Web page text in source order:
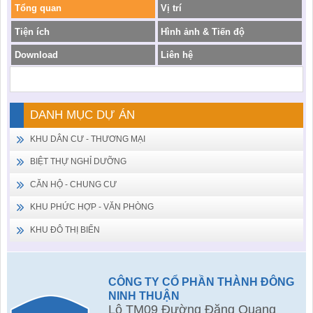
Tổng quan Vị trí
Tiện ích Hình ảnh & Tiến độ
Download Liên hệ
DANH MỤC DỰ ÁN
KHU DÂN CƯ - THƯƠNG MẠI
BIỆT THỰ NGHỈ DƯỠNG
CĂN HỘ - CHUNG CƯ
KHU PHỨC HỢP - VĂN PHÒNG
KHU ĐÔ THỊ BIỂN
CÔNG TY CỔ PHẦN THÀNH ĐÔNG
NINH THUẬN
Lô TM09 Đường Đặng Quang